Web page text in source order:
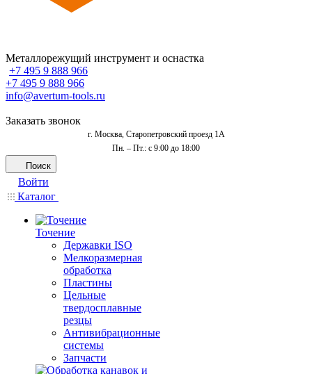
Металлорежущий инструмент и оснастка
+7 495 9 888 966
+7 495 9 888 966
info@avertum-tools.ru
Заказать звонок
г. Москва, Старопетровский проезд 1А
Пн. – Пт.: с 9:00 до 18:00
Поиск
Войти
Каталог
Точение
Державки ISO
Мелкоразмерная
обработка
Пластины
Цельные
твердосплавные
резцы
Антивибрационные
системы
Запчасти